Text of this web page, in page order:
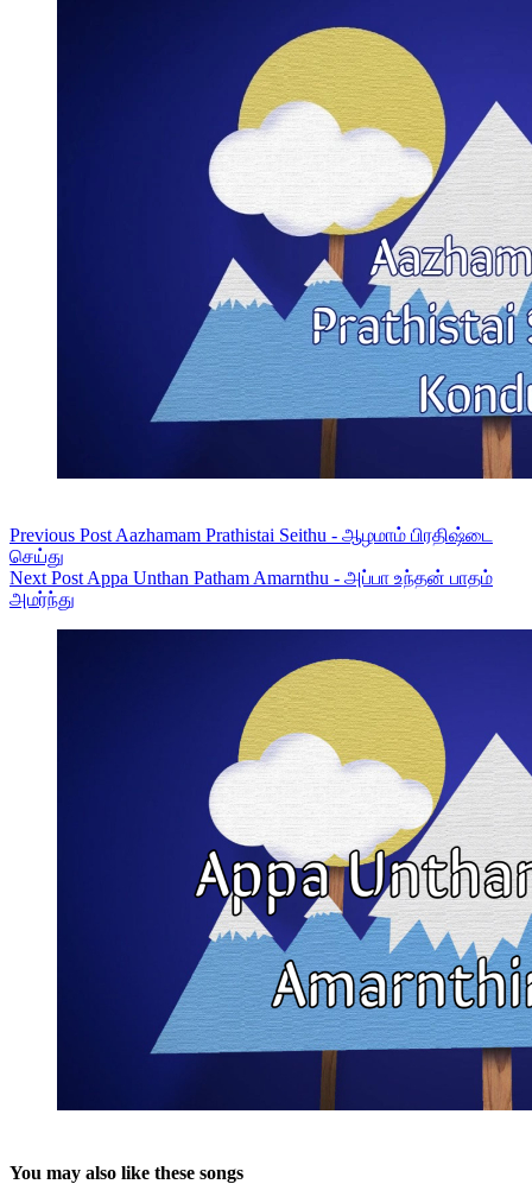
Previous Post Aazhamam Prathistai Seithu - ஆழமாம் பிரதிஷ்டை
செய்து
Next Post Appa Unthan Patham Amarnthu - அப்பா உந்தன் பாதம்
அமர்ந்து
You may also like these songs